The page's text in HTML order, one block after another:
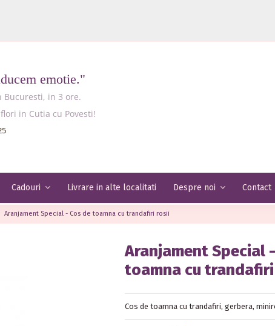
emotie."
in 3 ore.
in Cutia cu Povesti!
Cadouri Livrare in alte localitati Despre noi Contact
Aranjament Special - Cos de toamna cu trandafiri rosii
Aranjament Special
toamna cu
Cos de toamna cu trandafiri, gerbera,